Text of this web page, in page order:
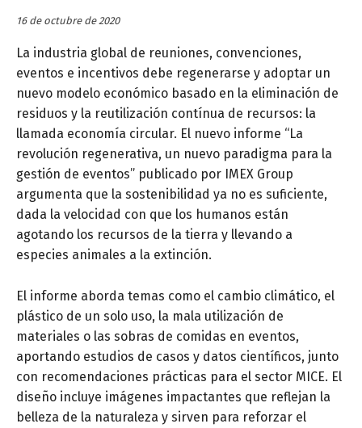
16 de octubre de 2020
La industria global de reuniones, convenciones,
eventos e incentivos debe regenerarse y adoptar un
nuevo modelo económico basado en la eliminación de
residuos y la reutilización contínua de recursos: la
llamada economía circular. El nuevo informe “La
revolución regenerativa, un nuevo paradigma para la
gestión de eventos” publicado por IMEX Group
argumenta que la sostenibilidad ya no es suficiente,
dada la velocidad con que los humanos están
agotando los recursos de la tierra y llevando a
especies animales a la extinción.
El informe aborda temas como el cambio climático, el
plástico de un solo uso, la mala utilización de
materiales o las sobras de comidas en eventos,
aportando estudios de casos y datos científicos, junto
con recomendaciones prácticas para el sector MICE. El
diseño incluye imágenes impactantes que reflejan la
belleza de la naturaleza y sirven para reforzar el